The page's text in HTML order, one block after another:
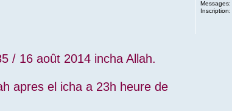
/ 16 août 2014 incha Allah.
apres el icha a 23h heure de
Messages:
Inscription: